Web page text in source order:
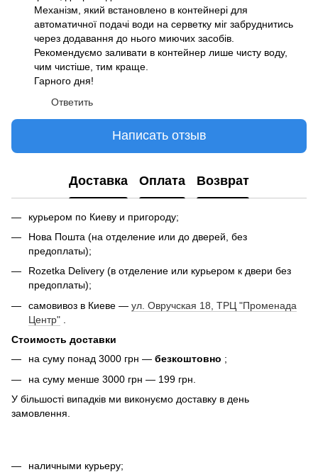
Механізм, який встановлено в контейнері для
автоматичної подачі води на серветку міг забруднитись
через додавання до нього миючих засобів.
Рекомендуємо заливати в контейнер лише чисту воду,
чим чистіше, тим краще.
Гарного дня!
Ответить
Написать отзыв
Доставка Оплата Возврат
курьером по Киеву и пригороду;
Нова Пошта (на отделение или до дверей, без
предоплаты);
Rozetka Delivery (в отделение или курьером к двери без
предоплаты);
самовивоз в Киеве — ул. Овручская 18, ТРЦ "Променада
Центр"
Стоимость доставки
на суму понад 3000 грн — безкоштовно ;
на суму менше 3000 грн — 199 грн.
У більшості випадків ми виконуємо доставку в день
замовлення.
наличными курьеру;